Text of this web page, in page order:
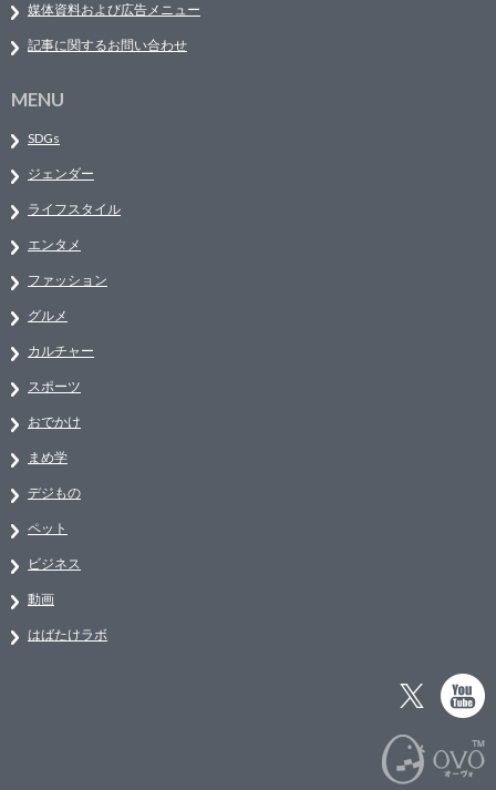
媒体資料および広告メニュー
記事に関するお問い合わせ
MENU
SDGs
ジェンダー
ライフスタイル
エンタメ
ファッション
グルメ
カルチャー
スポーツ
おでかけ
まめ学
デジもの
ペット
ビジネス
動画
はばたけラボ